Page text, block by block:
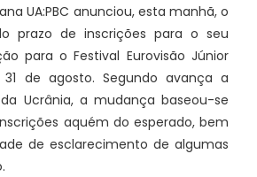
UA:PBC anunciou, esta manhã, o
prazo de inscrições para o seu
para o Festival Eurovisão Júnior
de agosto. Segundo avança a
Ucrânia, a mudança baseou-se
aquém do esperado, bem
de esclarecimento de algumas